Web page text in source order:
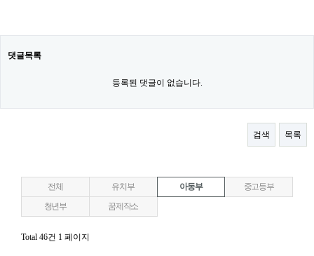
댓글목록
등록된 댓글이 없습니다.
검색 목록
전체 유치부 아동부
중고등부
청년부
꿈제작소
Total 46건 1 페이지